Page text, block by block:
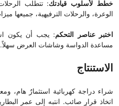
خطط لأسلوب قيادتك: تتطلب
الوعرة، والرحلات الترفيهية، جميعها
اختبر عناصر التحكم: يجب أن يكون
مساعدة الدواسة وشاشات العرض سهلاً.
الاستنتاج
شراء دراجة كهربائية استثمارٌ هام،
اتخاذ قرارٍ صائب. انتبه إلى عمر